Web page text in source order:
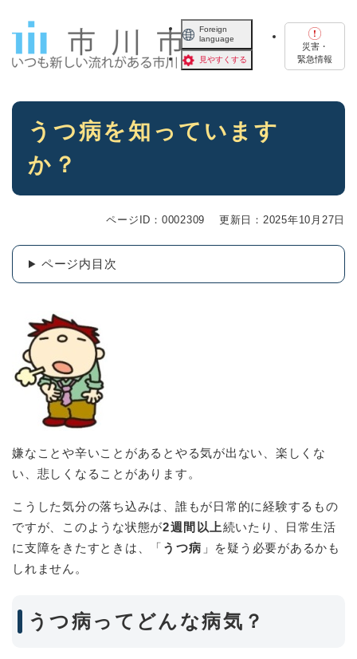
Foreign
language
見やすくする
災害・
緊急情報
本
うつ病を知っています
か？
ページID：0002309 更新日：2025年10月27日
ページ内目次
嫌なことや辛いことがあるとやる気が出ない、楽しくな
い、悲しくなることがあります。
こうした気分の落ち込みは、誰もが日常的に経験するもの
ですが、このような状態が2週間以上続いたり、日常生活
に支障をきたすときは、「 うつ病 」を疑う必要があるかも
しれません。
うつ病ってどんな病気？